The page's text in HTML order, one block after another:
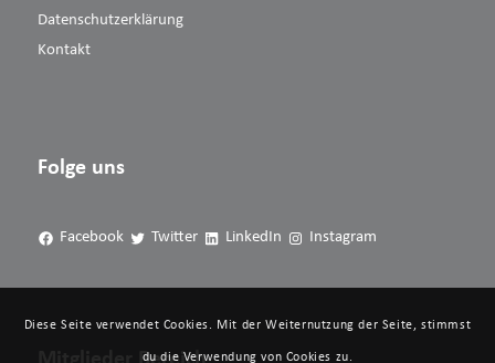
Datenschutzerklärung
Kontakt
Folge uns
Facebook Twitter LinkedIn Instagram
Diese Seite verwendet Cookies. Mit der Weiternutzung der Seite, stimmst
du die Verwendung von Cookies zu.